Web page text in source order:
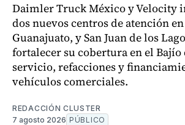
Daimler Truck México y Velocity
dos nuevos centros de atención
Guanajuato, y San Juan de los
fortalecer su cobertura en el Bajío
servicio, refacciones y
vehículos comerciales.
REDACCIÓN CLUSTER
7 agosto 2026 PÚBLICO